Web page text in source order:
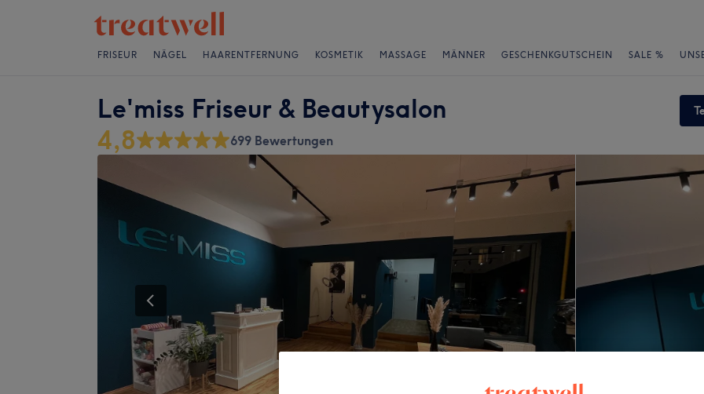
FRISEUR NÄGEL HAARENTFERNUNG KOSMETIK MASSAGE MÄNNER GESCHENKGUTSCHEIN SALE %
Le'miss Friseur & Beautysalon
4,8 699 Bewertungen